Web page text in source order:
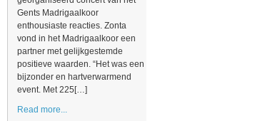
Gents Madrigaalkoor
enthousiaste reacties. Zonta
vond in het Madrigaalkoor een
partner met gelijkgestemde
positieve waarden. “Het was een
bijzonder en hartverwarmend
event. Met 225[…]
Read more...